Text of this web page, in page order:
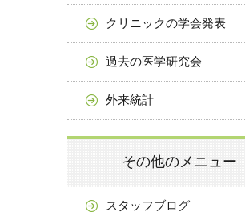
クリニックの学会発表
過去の医学研究会
外来統計
その他のメニュー
スタッフブログ